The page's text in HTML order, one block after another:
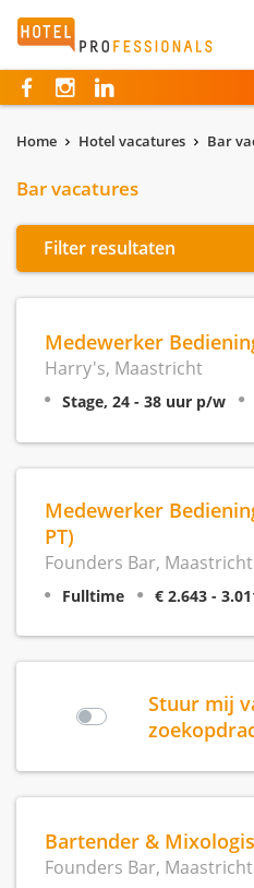
Hotelprofessionals
Home Hotel vacatures Bar
Bar vacatures
Filter resultaten
Medewerker
Harry's, Maastricht
Stage, 24 - 38 uur p/w
Medewerker
PT)
Founders Bar, Maastricht
Fulltime € 2.643 -
Stuur mij
Bartender &
Founders Bar, Maastricht